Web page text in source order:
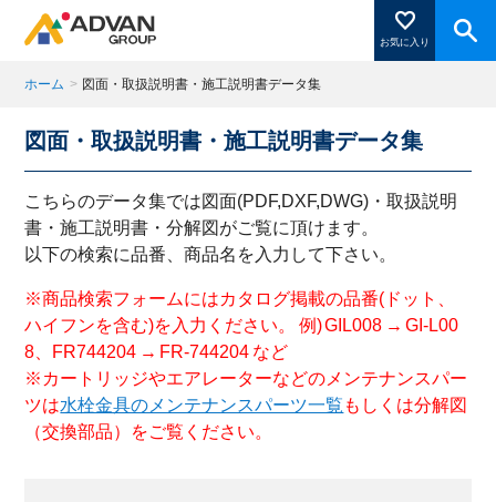
お気に入り
商品ページにある「お気に入り登録」を押すと登録した
商品がここに表示されます。
ホーム > 図面・取扱説明書・施工説明書データ集
図面・取扱説明書・施工説明書データ集
こちらのデータ集では図面(PDF,DXF,DWG)・取扱説明
書・施工説明書・分解図がご覧に頂けます。
以下の検索に品番、商品名を入力して下さい。
※商品検索フォームにはカタログ掲載の品番(ドット、
ハイフンを含む)を入力ください。 例) GIL008 → GI-L00
8、FR744204 → FR-744204 など
※カートリッジやエアレーターなどのメンテナンスパー
ツは水栓金具のメンテナンスパーツ一覧 もしくは分解図
（交換部品）をご覧ください。